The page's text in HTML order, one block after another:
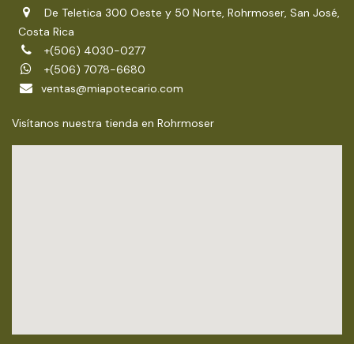
De Teletica 300 Oeste y 50 Norte, Rohrmoser, San José,
Costa Rica
+(506) 4030-0277
+(506) 7078-6680
ventas@miapotecario.com
Visítanos nuestra tienda en Rohrmoser